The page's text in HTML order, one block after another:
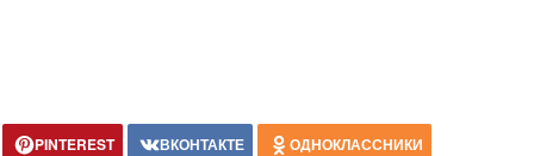
PINTEREST ВКОНТАКТЕ ОДНОКЛАССНИКИ